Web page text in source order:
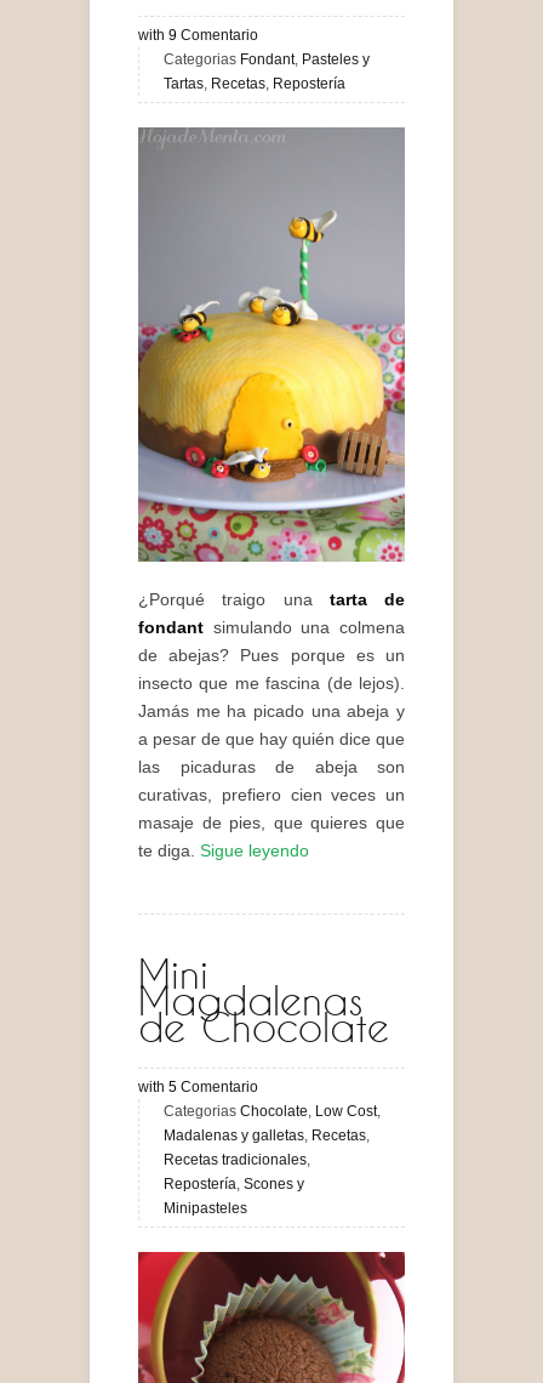
with 9 Comentario
Categorias Fondant, Pasteles y
Tartas, Recetas, Repostería
¿Porqué traigo una tarta de
fondant simulando una colmena
de abejas? Pues porque es un
insecto que me fascina (de lejos).
Jamás me ha picado una abeja y
a pesar de que hay quién dice que
las picaduras de abeja son
curativas, prefiero cien veces un
masaje de pies, que quieres que
te diga. Sigue leyendo
Mini
Magdalenas
de Chocolate
with 5 Comentario
Categorias Chocolate, Low Cost,
Madalenas y galletas, Recetas,
Recetas tradicionales,
Repostería, Scones y
Minipasteles